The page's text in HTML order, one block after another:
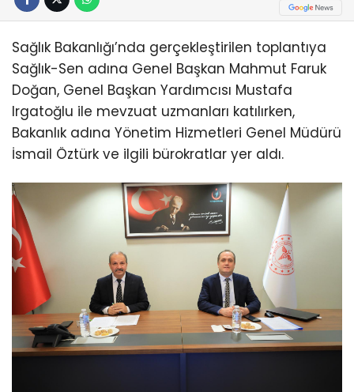
Sağlık Bakanlığı’nda gerçekleştirilen toplantıya
Sağlık-Sen adına Genel Başkan Mahmut Faruk
Doğan, Genel Başkan Yardımcısı Mustafa
Irgatoğlu ile mevzuat uzmanları katılırken,
Bakanlık adına Yönetim Hizmetleri Genel Müdürü
İsmail Öztürk ve ilgili bürokratlar yer aldı.